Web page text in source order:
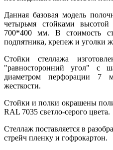
Данная базовая модель
четырьмя стойками
700*400 мм. В стоимость
подпятника, крепеж и уголки
Стойки стеллажа
"равносторонний угол" с
диаметром перфорации 7
жесткости.
Стойки и полки окрашены
RAL 7035 светло-серого цвета.
Стеллаж поставляется в
стрейч пленку и гофрокартон.